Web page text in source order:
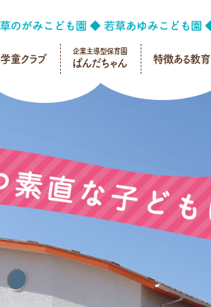
学童クラブ
企業主導型保育園
ぱんだちゃん 特徴ある教育